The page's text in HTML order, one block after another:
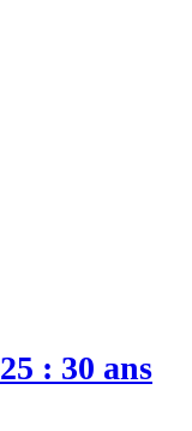
: 30 ans